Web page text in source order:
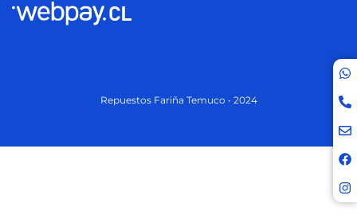
Repuestos Fariña Temuco • 2024